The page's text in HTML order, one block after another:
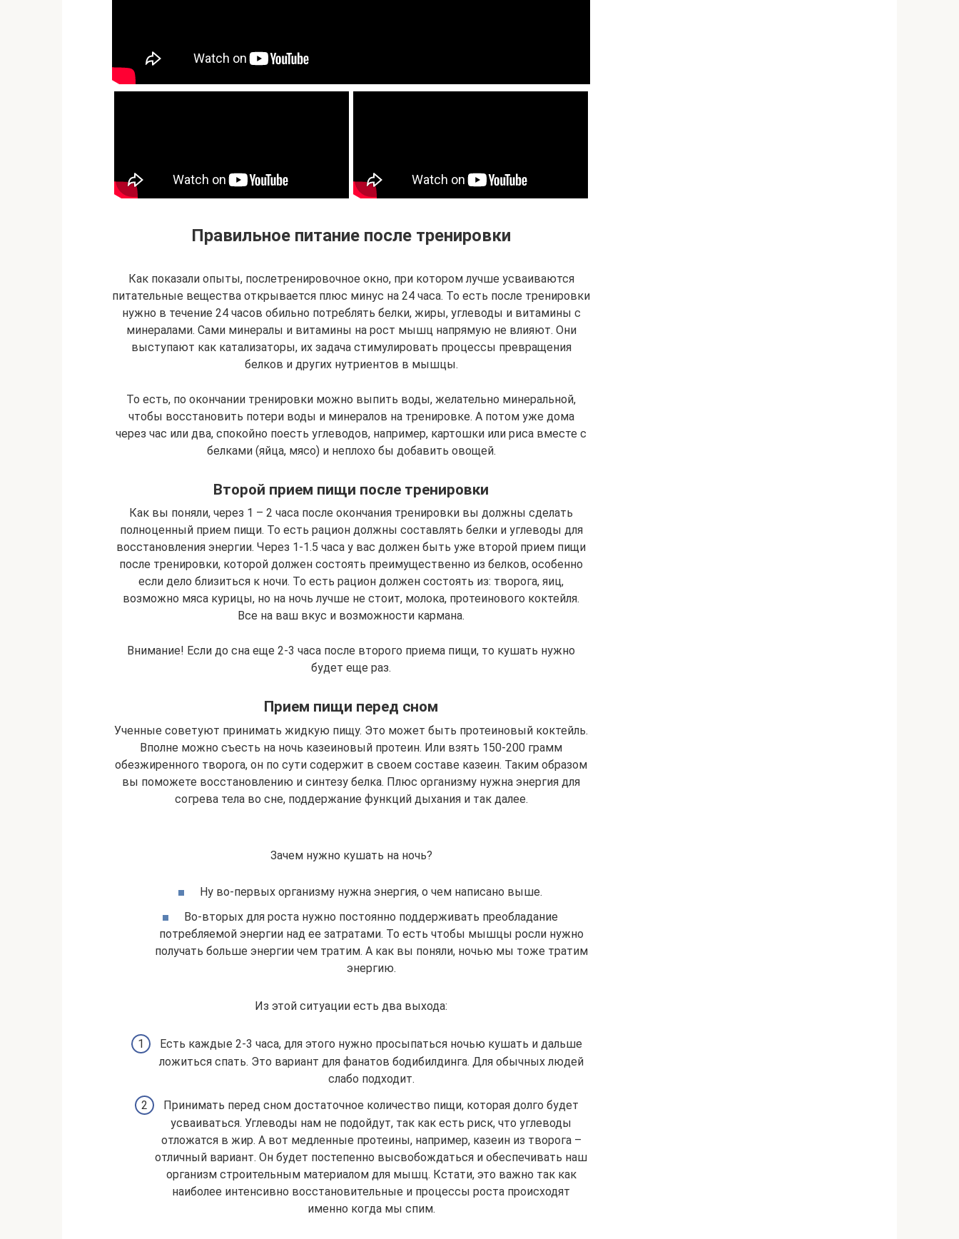
Правильное питание после тренировки
Как показали опыты, послетренировочное окно, при котором лучше усваиваются
питательные вещества открывается плюс минус на 24 часа. То есть после тренировки
нужно в течение 24 часов обильно потреблять белки, жиры, углеводы и витамины с
минералами. Сами минералы и витамины на рост мышц напрямую не влияют. Они
выступают как катализаторы, их задача стимулировать процессы превращения
белков и других нутриентов в мышцы.
То есть, по окончании тренировки можно выпить воды, желательно минеральной,
чтобы восстановить потери воды и минералов на тренировке. А потом уже дома
через час или два, спокойно поесть углеводов, например, картошки или риса вместе с
белками (яйца, мясо) и неплохо бы добавить овощей.
Второй прием пищи после тренировки
Как вы поняли, через 1 – 2 часа после окончания тренировки вы должны сделать
полноценный прием пищи. То есть рацион должны составлять белки и углеводы для
восстановления энергии. Через 1-1.5 часа у вас должен быть уже второй прием пищи
после тренировки, которой должен состоять преимущественно из белков, особенно
если дело близиться к ночи. То есть рацион должен состоять из: творога, яиц,
возможно мяса курицы, но на ночь лучше не стоит, молока, протеинового коктейля.
Все на ваш вкус и возможности кармана.
Внимание! Если до сна еще 2-3 часа после второго приема пищи, то кушать нужно
будет еще раз.
Прием пищи перед сном
Ученные советуют принимать жидкую пищу. Это может быть протеиновый коктейль.
Вполне можно съесть на ночь казеиновый протеин. Или взять 150-200 грамм
обезжиренного творога, он по сути содержит в своем составе казеин. Таким образом
вы поможете восстановлению и синтезу белка. Плюс организму нужна энергия для
согрева тела во сне, поддержание функций дыхания и так далее.
Зачем нужно кушать на ночь?
Ну во-первых организму нужна энергия, о чем написано выше.
Во-вторых для роста нужно постоянно поддерживать преобладание
потребляемой энергии над ее затратами. То есть чтобы мышцы росли нужно
получать больше энергии чем тратим. А как вы поняли, ночью мы тоже тратим
энергию.
Из этой ситуации есть два выхода:
Есть каждые 2-3 часа, для этого нужно просыпаться ночью кушать и дальше
ложиться спать. Это вариант для фанатов бодибилдинга. Для обычных людей
слабо подходит.
Принимать перед сном достаточное количество пищи, которая долго будет
усваиваться. Углеводы нам не подойдут, так как есть риск, что углеводы
отложатся в жир. А вот медленные протеины, например, казеин из творога –
отличный вариант. Он будет постепенно высвобождаться и обеспечивать наш
организм строительным материалом для мышц. Кстати, это важно так как
наиболее интенсивно восстановительные и процессы роста происходят
именно когда мы спим.